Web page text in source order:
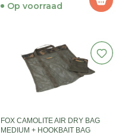
Op voorraad
FOX CAMOLITE AIR DRY BAG
MEDIUM + HOOKBAIT BAG